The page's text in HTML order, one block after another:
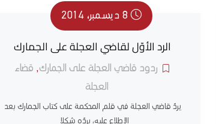
8 ديسمبر، 2014
الرد الأوّل لقاضي العجلة على الجمارك
ردود قاضي العجلة على الجمارك, قضاء
العجلة
يردّ قاضي العجلة في قلم المحكمة على كتاب الجمارك بعد
الإطلاع عليه، بردّه شكلا